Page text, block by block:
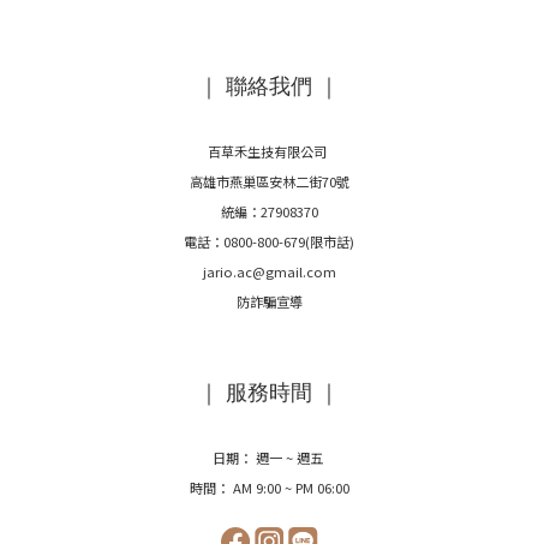
｜ 聯絡我們 ｜
百草禾生技有限公司
高雄市燕巢區安林二街70號
統編：27908370
電話：0800-800-679(限市話)
jario.ac@gmail.com
防詐騙宣導
｜ 服務時間 ｜
日期： 週一 ~ 週五
時間： AM 9:00 ~ PM 06:00